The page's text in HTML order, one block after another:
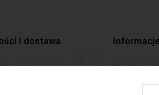
i dostawa
Regulamin
Polityka